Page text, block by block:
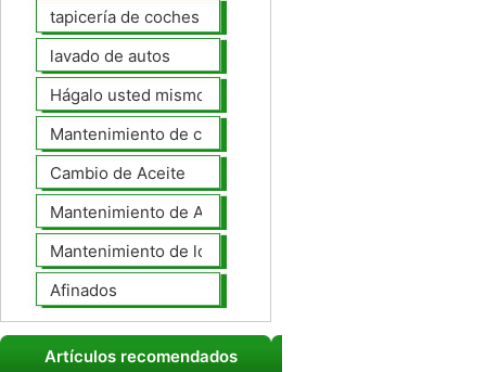
tapicería de coches
lavado de autos
Hágalo usted mismo Mantenimiento de Automotores
Mantenimiento de coches General
Cambio de Aceite
Mantenimiento de Automotores Profesional
Mantenimiento de los neumáticos
Afinados
Artículos recomendados